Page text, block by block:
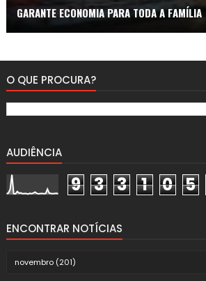
GARANTE ECONOMIA PARA TODA A FAMÍLIA
O QUE PROCURA?
AUDIÊNCIA
9 3 3 1 0 5
ENCONTRAR NOTÍCIAS